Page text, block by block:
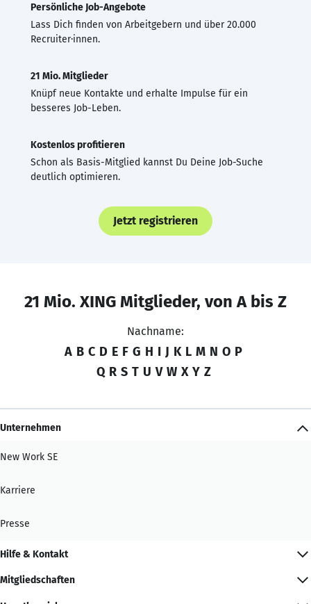
Persönliche Job-Angebote
Lass Dich finden von Arbeitgebern und über 20.000
Recruiter·innen.
21 Mio. Mitglieder
Knüpf neue Kontakte und erhalte Impulse für ein
besseres Job-Leben.
Kostenlos profitieren
Schon als Basis-Mitglied kannst Du Deine Job-Suche
deutlich optimieren.
Jetzt registrieren
21 Mio. XING Mitglieder, von A bis Z
Nachname:
A B C D E F G H I J K L M N O P
Q R S T U V W X Y Z
Unternehmen
New Work SE
Karriere
Presse
Hilfe & Kontakt
Mitgliedschaften